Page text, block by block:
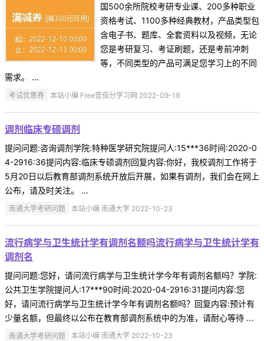
国500余所院校考研专业课、200多种职业
资格考试、1100多种经典教材，产品类型包
含电子书、题库、全套资料以及视频，无论
您是考研复习、考证刷题，还是考前冲刺
等，不同类型的产品可满足您学习上的不同
需求。 ...
考试优惠券 本站小编 Free壹佰分学习网 2022-09-19
调剂临床专硕调剂
提问问题:咨询调剂学院:特种医学研究院提问人:15***36时间:2020-0
4-2916:36提问内容:临床专硕调剂回复内容:你好，我校调剂工作将于
5月20日以后教育部调剂系统开放后开展，如果有调剂，我们会在网上
公布，请及时关注。 ...
南通大学考研问题 本站小编 南通大学 2022-10-23
流行病学与卫生统计学有调剂名额吗流行病学与卫生统计学有
调剂名
提问问题:您好，请问流行病学与卫生统计学今年有调剂名额吗？学院:
公共卫生学院提问人:17***90时间:2020-04-2916:31提问内容:您
好，请问流行病学与卫生统计学今年有调剂名额吗？回复内容:预计有
少量名额，但最终以公布在教育部调剂系统中的为准，请耐心等待 ...
南通大学考研问题 本站小编 南通大学 2022-10-23